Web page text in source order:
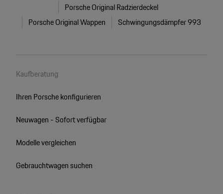
Porsche Original Radzierdeckel
Porsche Original Wappen
Schwingungsdämpfer 993
Kaufberatung
Ihren Porsche konfigurieren
Neuwagen - Sofort verfügbar
Modelle vergleichen
Gebrauchtwagen suchen